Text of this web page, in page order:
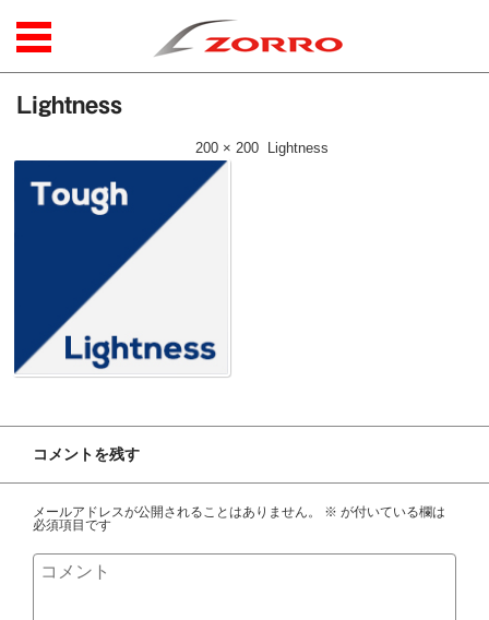
コンテンツに移動
Lightness
200 × 200 Lightness
コメントを残す
メールアドレスが公開されることはありません。 ※ が付いている欄は
必須項目です